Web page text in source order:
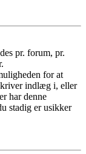
pr. forum, pr.
for at
indlæg i, eller
har denne
stadig er usikker